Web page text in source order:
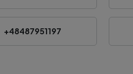
+48487951197